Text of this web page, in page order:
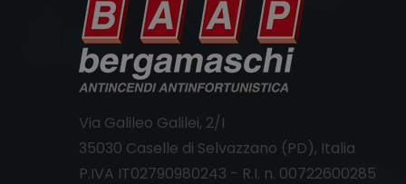
Via Galileo Galilei, 2/I
35030 Caselle di Selvazzano (PD), Italia
P.IVA IT02790980243 - R.I. n. 00722600285